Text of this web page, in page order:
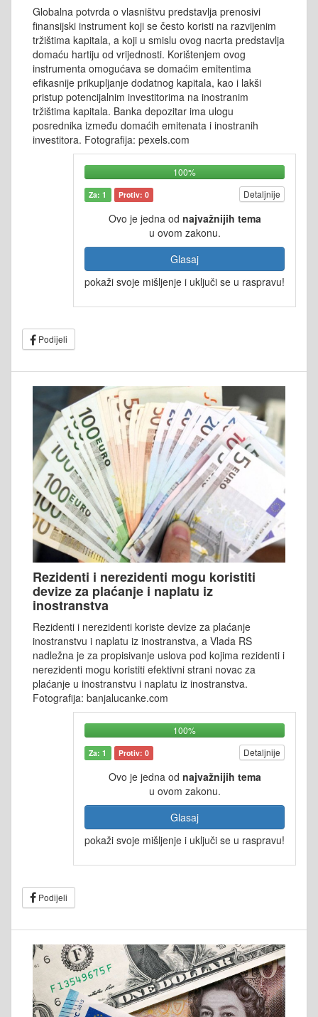
Globalna potvrda o vlasništvu predstavlja prenosivi
finansijski instrument koji se često koristi na razvijenim
tržištima kapitala, a koji u smislu ovog nacrta predstavlja
domaću hartiju od vrijednosti. Korištenjem ovog
instrumenta omogućava se domaćim emitentima
efikasnije prikupljanje dodatnog kapitala, kao i lakši
pristup potencijalnim investitorima na inostranim
tržištima kapitala. Banka depozitar ima ulogu
posrednika između domaćih emitenata i inostranih
investitora. Fotografija: pexels.com
100%
Za: 1 Protiv: 0 Detaljnije
Ovo je jedna od najvažnijih tema
u ovom zakonu.
Glasaj
pokaži svoje mišljenje i uključi se u raspravu!
Podijeli
Rezidenti i nerezidenti mogu koristiti
devize za plaćanje i naplatu iz
inostranstva
Rezidenti i nerezidenti koriste devize za plaćanje
inostranstvu i naplatu iz inostranstva, a Vlada RS
nadležna je za propisivanje uslova pod kojima rezidenti i
nerezidenti mogu koristiti efektivni strani novac za
plaćanje u inostranstvu i naplatu iz inostranstva.
Fotografija: banjalucanke.com
100%
Za: 1 Protiv: 0 Detaljnije
Ovo je jedna od najvažnijih tema
u ovom zakonu.
Glasaj
pokaži svoje mišljenje i uključi se u raspravu!
Podijeli